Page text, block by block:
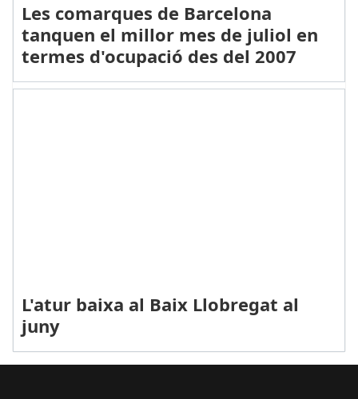
Les comarques de Barcelona
tanquen el millor mes de juliol en
termes d'ocupació des del 2007
L'atur baixa al Baix Llobregat al
juny